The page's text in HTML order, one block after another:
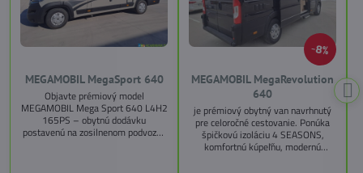
MEGAMOBIL MegaSport 640
Objavte prémiový model
MEGAMOBIL Mega Sport 640 L4H2
165PS – obytnú dodávku
postavenú na zosilnenom podvozku
8%
MEGAMOBIL MegaRevolution
640
je prémiový obytný van navrhnutý
pre celoročné cestovanie. Ponúka
špičkovú izoláciu 4 SEASONS,
komfortnú kúpeľňu, modernú